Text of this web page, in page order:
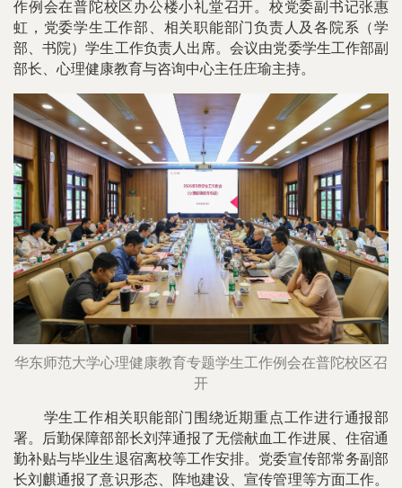
作例会在普陀校区办公楼小礼堂召开。校党委副书记张惠
虹，党委学生工作部、相关职能部门负责人及各院系（学
部、书院）学生工作负责人出席。会议由党委学生工作部副
部长、心理健康教育与咨询中心主任庄瑜主持。
华东师范大学心理健康教育专题学生工作例会在普陀校区召
开
学生工作相关职能部门围绕近期重点工作进行通报部
署。后勤保障部部长刘萍通报了无偿献血工作进展、住宿通
勤补贴与毕业生退宿离校等工作安排。党委宣传部常务副部
长刘麒通报了意识形态、阵地建设、宣传管理等方面工作。